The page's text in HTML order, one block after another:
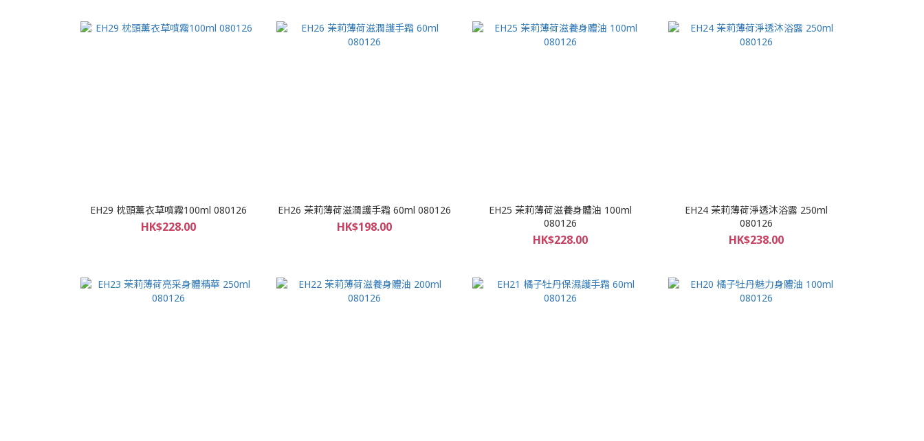
EH29 枕頭薰衣草噴霧100ml 080126
HK$228.00
EH26 茉莉薄荷滋潤護手霜 60ml 080126
HK$198.00
EH25 茉莉薄荷滋養身體油 100ml
080126
HK$228.00
EH24 茉莉薄荷淨透沐浴露 250ml
080126
HK$238.00